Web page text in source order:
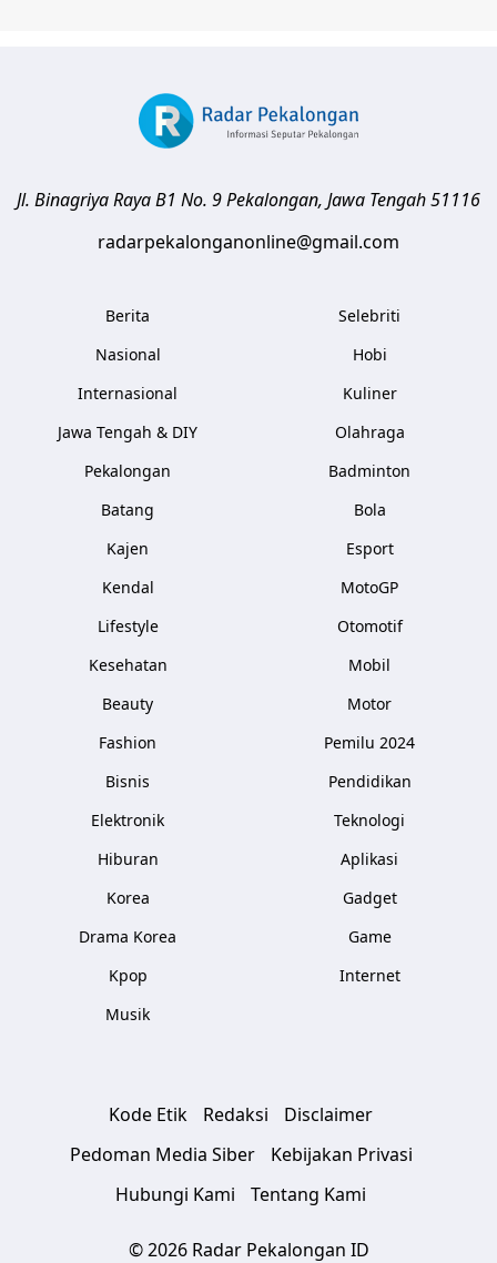
Jl. Binagriya Raya B1 No. 9Pekalongan, Jawa Tengah51116
radarpekalonganonline@gmail.com
Berita
Nasional
Internasional
Jawa Tengah & DIY
Pekalongan
Batang
Kajen
Kendal
Lifestyle
Kesehatan
Beauty
Fashion
Bisnis
Elektronik
Hiburan
Korea
Drama Korea
Kpop
Musik
Selebriti
Hobi
Kuliner
Olahraga
Badminton
Bola
Esport
MotoGP
Otomotif
Mobil
Motor
Pemilu 2024
Pendidikan
Teknologi
Aplikasi
Gadget
Game
Internet
Kode Etik Redaksi
Disclaimer
Pedoman Media Siber
Kebijakan Privasi
Hubungi Kami
Tentang Kami
© 2026 Radar Pekalongan ID